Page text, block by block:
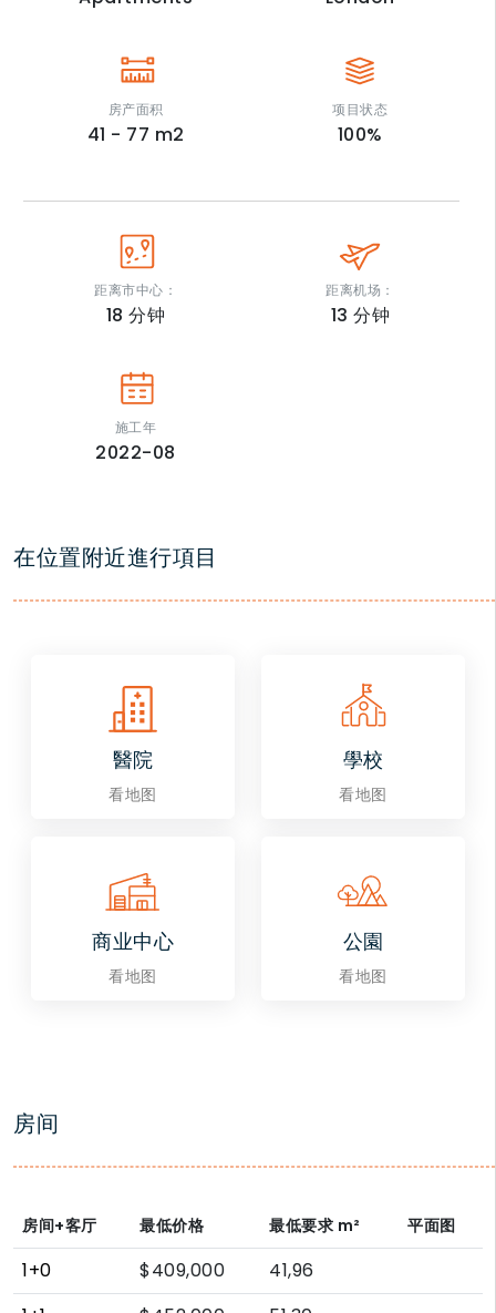
房产面积
41 - 77 m2
项目状态
100%
距离市中心：
18分钟
距离机场：
13分钟
施工年
2022-08
在位置附近進行項目
醫院
看地图
學校
看地图
商业中心
看地图
公園
看地图
房间
房间+客厅 最低价格 最低要求 m² 平面图
1+0 $409,000
41,96